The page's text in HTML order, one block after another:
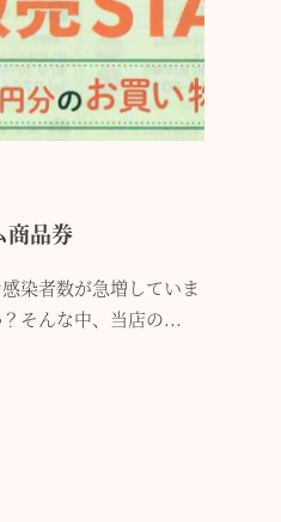
商品券
染者数が急増していま
そんな中、当店の...